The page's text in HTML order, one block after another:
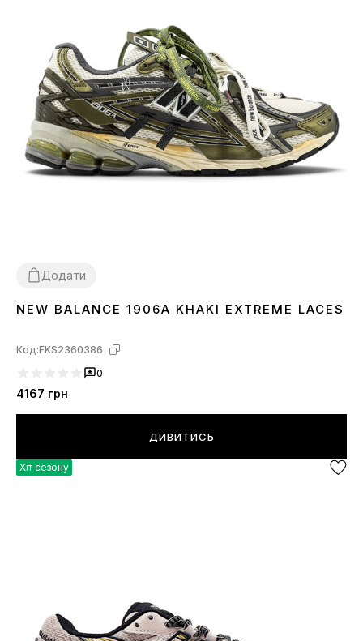
Додати
3637 3839404142 4344
NEW BALANCE 1906A KHAKI EXTREME LACES
Код:FKS2360386
0
4167 грн
ДИВИТИСЬ
Хіт сезону